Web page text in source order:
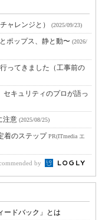
ャレンジと） (2025/09/23)
ポップス、静と動〜 (2026/
ってきました（工事前の
キュリティのプロが語っ
注意 (2025/08/25)
着のステップPR(ITmedia エ
by
ードバック」とは